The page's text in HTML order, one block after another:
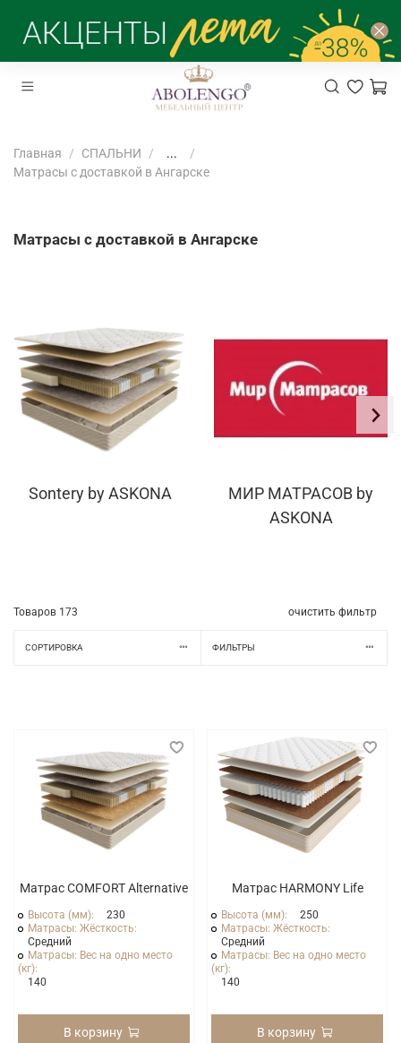
Главная СПАЛЬНИ
...
Матрасы с доставкой в Ангарске
Матрасы с доставкой в Ангарске
Sontery by ASKONA
МИР МАТРАСОВ by
ASKONA
Товаров 173 очистить фильтр
СОРТИРОВКА ФИЛЬТРЫ
Матрас COMFORT Alternative
Высота (мм):
230
Матрасы: Жёсткость:
Средний
Матрасы: Вес на одно место
(кг):
140
В корзину
Матрас HARMONY Life
Высота (мм):
250
Матрасы: Жёсткость:
Средний
Матрасы: Вес на одно место
(кг):
140
В корзину